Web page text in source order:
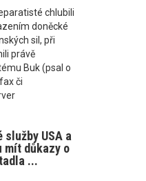
chlubili
doněcké
sil, při
právě
Buk (psal o
či
služby USA a
mít důkazy o
...